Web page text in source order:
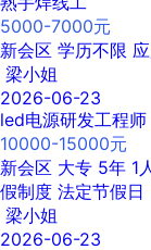
5000-7000元
新会区 学历不限
梁小姐
2026-06-23
led电源研发工程师
10000-15000元
新会区 大专 5年 1人
假制度 法定节假日
梁小姐
2026-06-23